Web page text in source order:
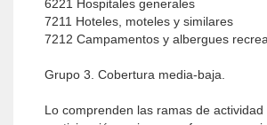
6221 Hospitales generales
7211 Hoteles, moteles y similares
7212 Campamentos y albergues
Grupo 3. Cobertura media-baja.
Lo comprenden las ramas de actividad